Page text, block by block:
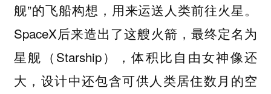
舰”的飞船构想，用来运送人类前往火星。
SpaceX后来造出了这艘火箭，最终定名为
星舰 （Starship），体积比自由女神像还
大，设计中还包含可供人类居住数月的空